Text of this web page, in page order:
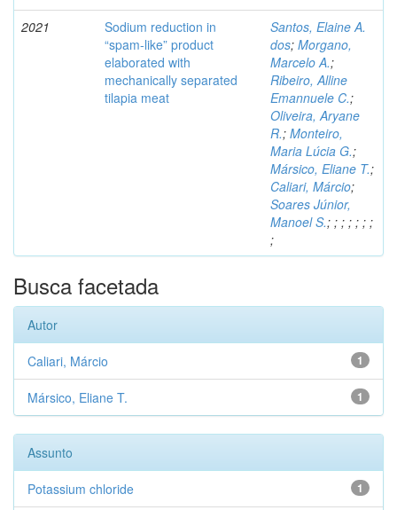
2021
Sodium reduction in
“spam-like” product
elaborated with
mechanically separated
tilapia meat
Santos, Elaine A.
dos; Morgano,
Marcelo A.;
Ribeiro, Alline
Emannuele C.;
Oliveira, Aryane
R.; Monteiro,
Maria Lúcia G.;
Mársico, Eliane T.;
Caliari, Márcio;
Soares Júnior,
Manoel S.; ; ; ; ; ; ;
;
Busca facetada
Autor
1
Caliari, Márcio
1
Mársico, Eliane T.
Assunto
1
Potassium chloride